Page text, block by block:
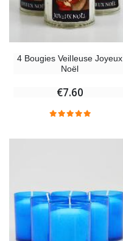
4 Bougies Veilleuse Joyeux
Noël
€7.60